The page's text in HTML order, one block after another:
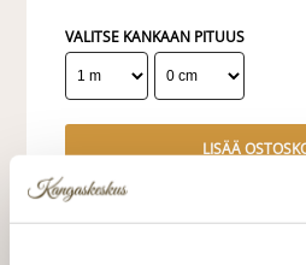
VALITSE KANKAAN PITUUS
LISÄÄ